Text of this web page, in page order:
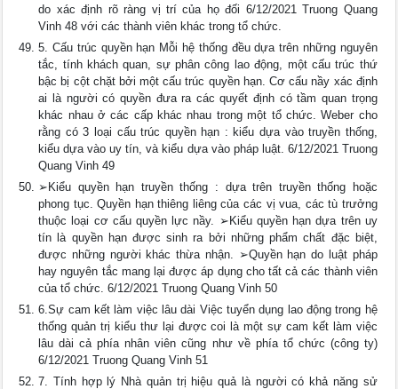
do xác định rõ ràng vị trí của họ đối 6/12/2021 Truong Quang
Vinh 48 với các thành viên khác trong tổ chức.
5. Cấu trúc quyền hạn Mỗi hệ thống đều dựa trên những nguyên
tắc, tính khách quan, sự phân công lao động, một cấu trúc thứ
bậc bị cột chặt bởi một cấu trúc quyền hạn. Cơ cấu nầy xác định
ai là người có quyền đưa ra các quyết định có tầm quan trọng
khác nhau ở các cấp khác nhau trong một tổ chức. Weber cho
rằng có 3 loại cấu trúc quyền hạn : kiểu dựa vào truyền thống,
kiểu dựa vào uy tín, và kiểu dựa vào pháp luật. 6/12/2021 Truong
Quang Vinh 49
➢Kiểu quyền hạn truyền thống : dựa trên truyền thống hoặc
phong tục. Quyền hạn thiêng liêng của các vị vua, các tù trưởng
thuộc loại cơ cấu quyền lực nầy. ➢Kiểu quyền hạn dựa trên uy
tín là quyền hạn được sinh ra bởi những phẩm chất đặc biệt,
được những người khác thừa nhận. ➢Quyền hạn do luật pháp
hay nguyên tắc mang lại được áp dụng cho tất cả các thành viên
của tổ chức. 6/12/2021 Truong Quang Vinh 50
6.Sự cam kết làm việc lâu dài Việc tuyển dụng lao động trong hệ
thống quản trị kiểu thư lại được coi là một sự cam kết làm việc
lâu dài cả phía nhân viên cũng như về phía tổ chức (công ty)
6/12/2021 Truong Quang Vinh 51
7. Tính hợp lý Nhà quản trị hiệu quả là người có khả năng sử